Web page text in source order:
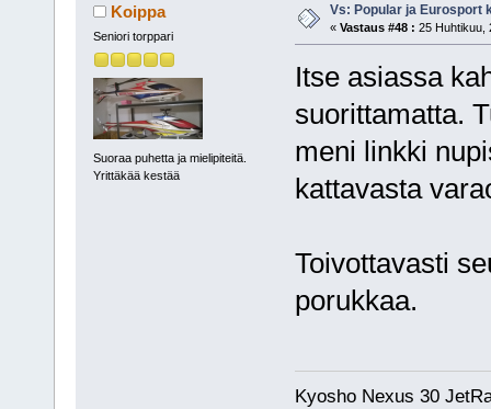
Koippa
Seniori torppari
Suoraa puhetta ja mielipiteitä.
Yrittäkää kestää
Vs: Popular ja Eurosport
« Vastaus #48 : 25 Huhtikuu,
Itse asiassa
suorittamatta.
meni linkki
kattavasta
Toivottavasti
porukkaa.
Kyosho Nexus 30